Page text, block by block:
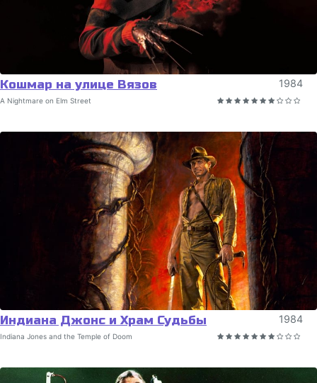
Кошмар на улице Вязов 1984
A Nightmare on Elm Street
Индиана Джонс и Храм Судьбы 1984
Indiana Jones and the Temple of Doom